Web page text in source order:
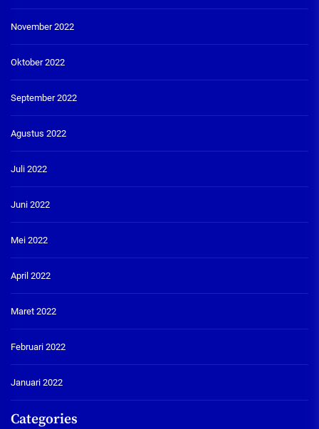
November 2022
Oktober 2022
September 2022
Agustus 2022
Juli 2022
Juni 2022
Mei 2022
April 2022
Maret 2022
Februari 2022
Januari 2022
Categories